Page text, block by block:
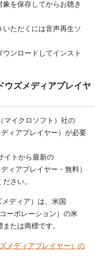
を保存してからお聴き
ただくには音声再生ソ
ンロードしてインスト
ズメディアプレイヤ
マイクロソフト）社の
ィアプレイヤー）が必要
イトから最新の
ィアプレイヤー・無料）
さい。
ディア）は、米国
ーポレーション）の米
たは商標です。
メディアプレイヤー）の